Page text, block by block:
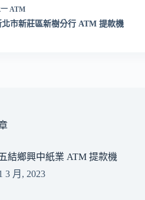
一ATM
北市新莊區新樹分行 ATM 提款機
結鄉興中紙業 ATM 提款機
3 月, 2023